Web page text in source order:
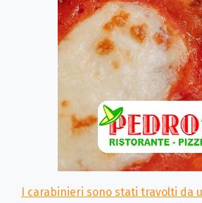
I carabinieri sono stati travolti da